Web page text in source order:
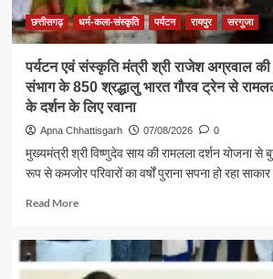
छत्तीसगढ़ धर्म-कला-संस्कृति पर्यटन रायपुर सरगुजा
पर्यटन एवं संस्कृति मंत्री श्री राजेश अग्रवाल
संभाग के 850 श्रद्धालु भारत गौरव ट्रेन से
के दर्शन के लिए रवाना
Apna Chhattisgarh 07/08/2026 0
मुख्यमंत्री श्री विष्णुदेव साय की रामलला दर्शन योजना से
रूप से कमजोर परिवारों का वर्षों पुराना सपना हो रहा
Read MoreRead
पर्यटन
एवं